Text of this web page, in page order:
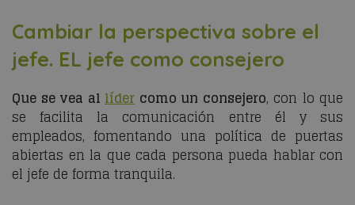
Cambiar la perspectiva sobre el
jefe. EL jefe como consejero
Que se vea al líder como un consejero, con lo que
se facilita la comunicación entre él y sus
empleados, fomentando una política de puertas
abiertas en la que cada persona pueda hablar con
el jefe de forma tranquila.